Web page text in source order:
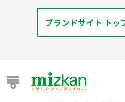
ブランドサイト トッ